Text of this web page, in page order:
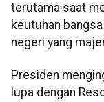
terutama saat
keutuhan
negeri yang
Presiden
lupa dengan